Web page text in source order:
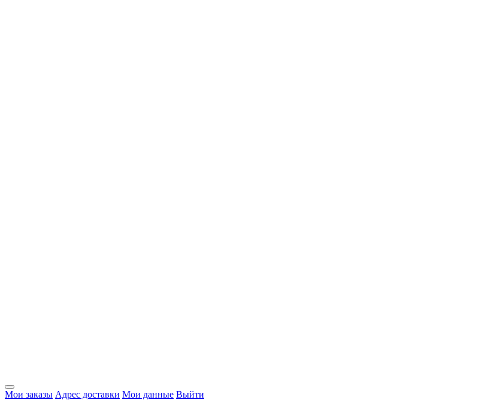
Мои заказы Адрес доставки Мои данные Выйти